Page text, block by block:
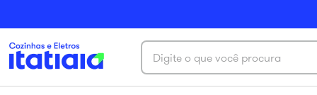
Digite o que você procura
Termos mais buscados